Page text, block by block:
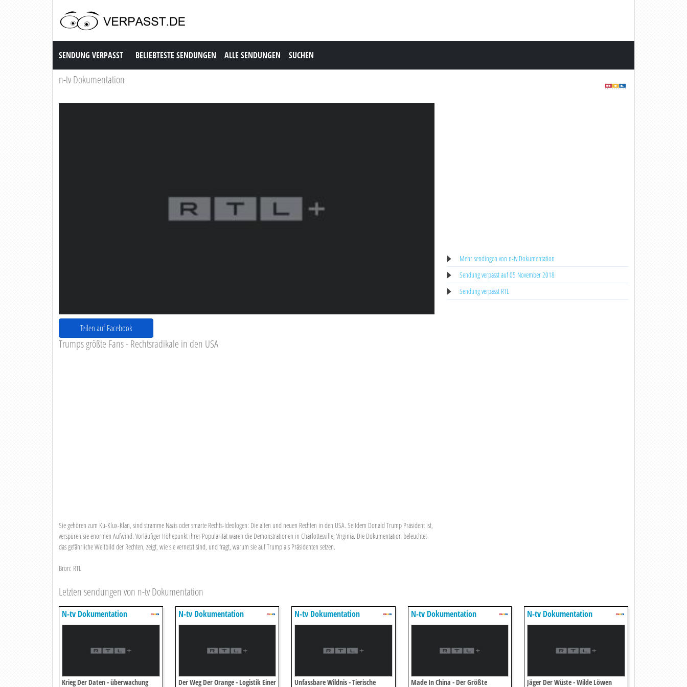
Sendung Verpasst
SENDUNG VERPASST BELIEBTESTE SENDUNGEN ALLE SENDUNGEN SUCHEN
n-tv Dokumentation
Teilen auf Facebook
Trumps größte Fans - Rechtsradikale in den USA
Sie gehören zum Ku-Klux-Klan, sind stramme Nazis oder smarte Rechts-Ideologen: Die alten und neuen Rechten in den USA. Seitdem Donald Trump Präsident ist,
verspüren sie enormen Aufwind. Vorläufiger Höhepunkt ihrer Popularität waren die Demonstrationen in Charlottesville, Virginia. Die Dokumentation beleuchtet
das gefährliche Weltbild der Rechten, zeigt, wie sie vernetzt sind, und fragt, warum sie auf Trump als Präsidenten setzen.
Bron: RTL
Mehr sendingen von n-tv Dokumentation
Sendung verpasst auf 05 November 2018
Sendung verpasst RTL
Letzten sendungen von n-tv Dokumentation
N-tv Dokumentation
Krieg Der Daten - überwachung
N-tv Dokumentation
Der Weg Der Orange - Logistik Einer
N-tv Dokumentation
Unfassbare Wildnis - Tierische
N-tv Dokumentation
Made In China - Der Größte
N-tv Dokumentation
Jäger Der Wüste - Wilde Löwen